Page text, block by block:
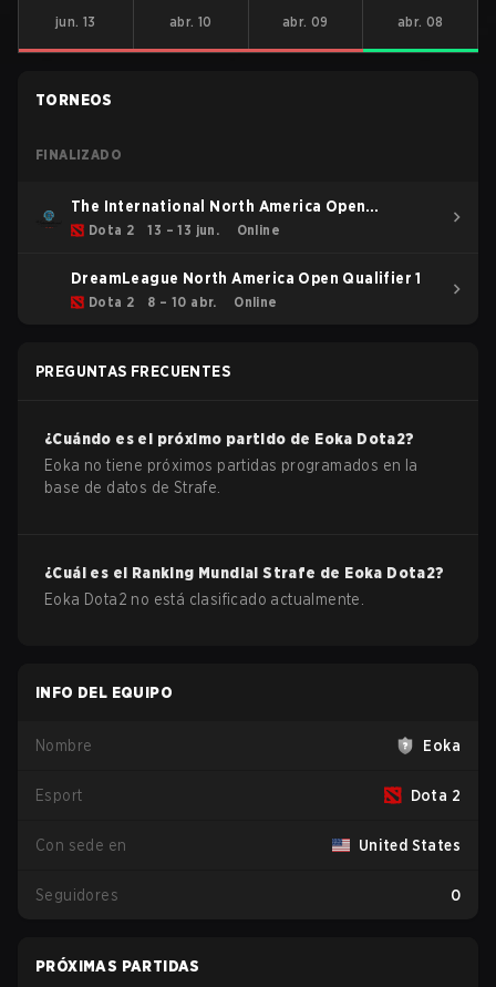
jun. 13
abr. 10
abr. 09
abr. 08
TORNEOS
FINALIZADO
The International North America Open
Qualifier 2
Dota 2 13 – 13 jun. Online
DreamLeague North America Open Qualifier 1
Dota 2 8 – 10 abr. Online
PREGUNTAS FRECUENTES
¿Cuándo es el próximo partido de Eoka Dota2?
Eoka no tiene próximos partidas programados en la
base de datos de Strafe.
¿Cuál es el Ranking Mundial Strafe de Eoka Dota2?
Eoka Dota2 no está clasificado actualmente.
INFO DEL EQUIPO
Nombre Eoka
Esport Dota 2
Con sede en United States
Seguidores 0
PRÓXIMAS PARTIDAS